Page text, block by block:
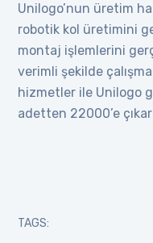
Unilogo’nun üretim
robotik kol üretimini
montaj işlemlerini
verimli şekilde
hizmetler ile Unilogo
adetten 22000’e
TAGS: